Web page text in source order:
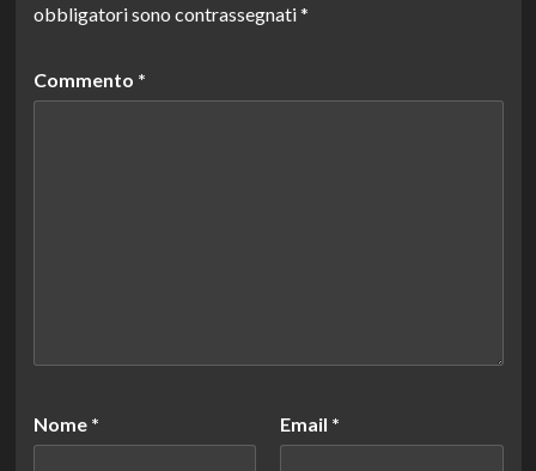
obbligatori sono contrassegnati*
Commento *
Nome * Email *